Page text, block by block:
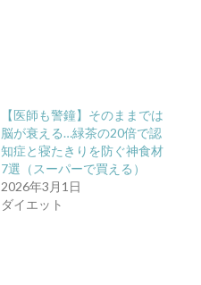
【医師も警鐘】そのままでは
脳が衰える…緑茶の20倍で認
知症と寝たきりを防ぐ神食材
7選（スーパーで買える）
2026年3月1日
ダイエット